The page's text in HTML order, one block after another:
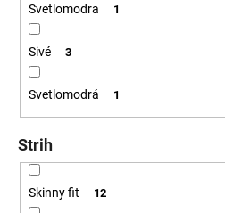
Svetlomodra 1
Sivé 3
Svetlomodrá 1
Strih
Skinny fit 12